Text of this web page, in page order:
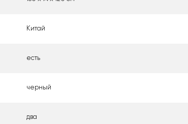
Китай
есть
черный
два